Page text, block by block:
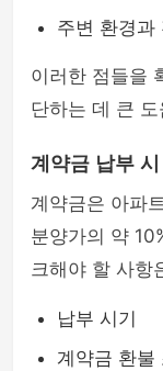
주변 환경과
이러한 점들을
단하는 데 큰
계약금 납부
계약금은 아파
분양가의 약
크해야 할 사항
납부 시기
계약금 환불